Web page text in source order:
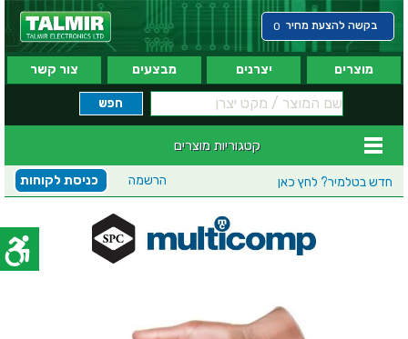
בקשה להצעת מחיר 0
מוצרים יצרנים מבצעים צור קשר
קטגוריות מוצרים
חדש בטלמיר? לחץ כאן כניסת לקוחות הרשמה